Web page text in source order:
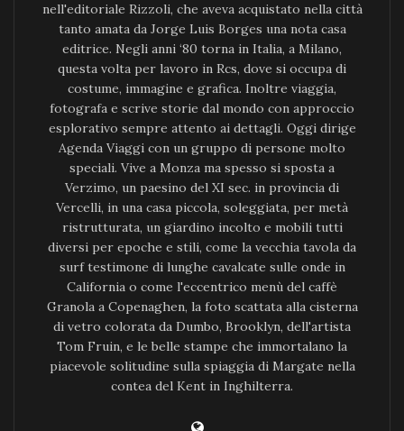
nell'editoriale Rizzoli, che aveva acquistato nella città
tanto amata da Jorge Luis Borges una nota casa
editrice. Negli anni ‘80 torna in Italia, a Milano,
questa volta per lavoro in Rcs, dove si occupa di
costume, immagine e grafica. Inoltre viaggia,
fotografa e scrive storie dal mondo con approccio
esplorativo sempre attento ai dettagli. Oggi dirige
Agenda Viaggi con un gruppo di persone molto
speciali. Vive a Monza ma spesso si sposta a
Verzimo, un paesino del XI sec. in provincia di
Vercelli, in una casa piccola, soleggiata, per metà
ristrutturata, un giardino incolto e mobili tutti
diversi per epoche e stili, come la vecchia tavola da
surf testimone di lunghe cavalcate sulle onde in
California o come l'eccentrico menù del caffè
Granola a Copenaghen, la foto scattata alla cisterna
di vetro colorata da Dumbo, Brooklyn, dell'artista
Tom Fruin, e le belle stampe che immortalano la
piacevole solitudine sulla spiaggia di Margate nella
contea del Kent in Inghilterra.